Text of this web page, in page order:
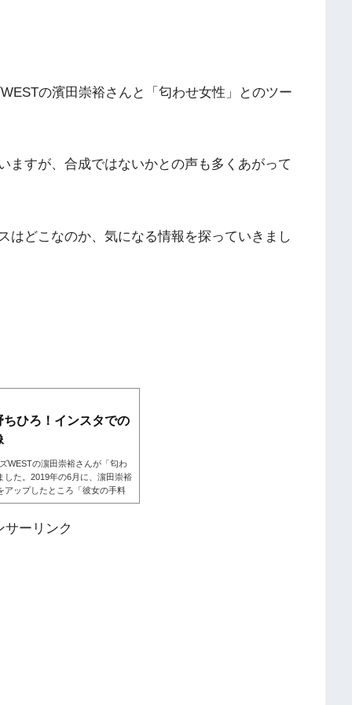
の濱田崇裕さんと「匂わせ女性」とのツー
ますが、合成ではないかとの声も多くあがって
はどこなのか、気になる情報を探っていきまし
ひろ！インスタでの
WESTの濵田崇裕さんが「匂わ
した。2019年の6月に、濵田崇裕
アップしたところ「彼女の手料
は「トマト煮女」と彼女は呼ば
物だということがわかりまし
サーリンク